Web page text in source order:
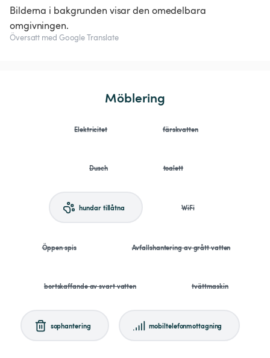
Bilderna i bakgrunden visar den omedelbara
omgivningen.
Översatt med Google Translate
Möblering
Elektricitet färskvatten
Dusch toalett
hundar tillåtna WiFi
Öppen spis Avfallshantering av grått vatten
bortskaffande av svart vatten tvättmaskin
sophantering mobiltelefonmottagning